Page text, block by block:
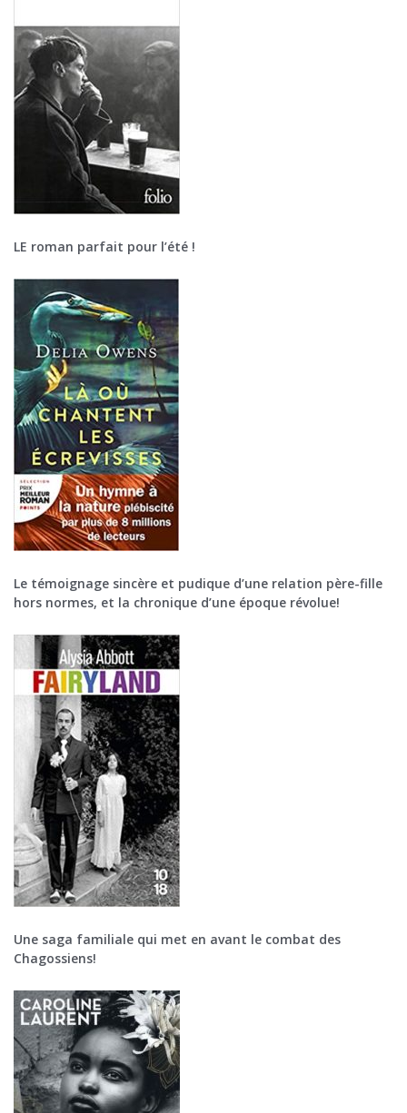
LE roman parfait pour l’été !
Le témoignage sincère et pudique d’une relation père-fille
hors normes, et la chronique d’une époque révolue!
Une saga familiale qui met en avant le combat des
Chagossiens!